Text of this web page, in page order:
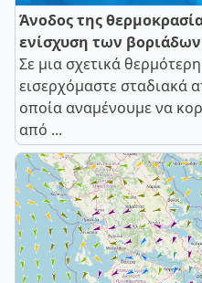
Άνοδος της
ενίσχυση των βοριάδων
Σε μια σχετικά
εισερχόμαστε σταδιακά
οποία αναμένουμε να
από ...